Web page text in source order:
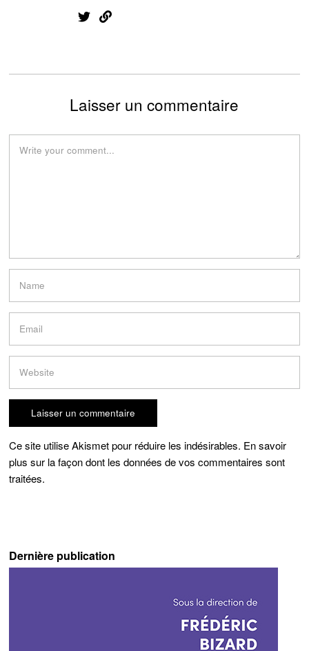
Laisser un commentaire
Ce site utilise Akismet pour réduire les indésirables. En savoir
plus sur la façon dont les données de vos commentaires sont
traitées.
Dernière publication